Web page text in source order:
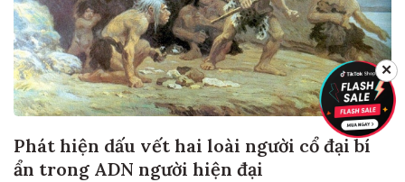
Phát hiện dấu vết hai loài người cổ đại bí
ẩn trong ADN người hiện đại
✕